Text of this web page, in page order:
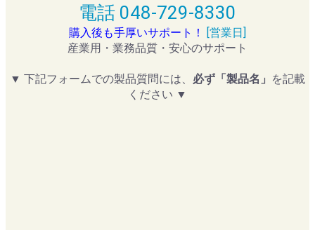
電話 048-729-8330
購入後も手厚いサポート！
[営業日]
産業用・業務品質・安心のサポート
▼ 下記フォームでの製品質問には、 必ず「製品名」 を記載
ください ▼